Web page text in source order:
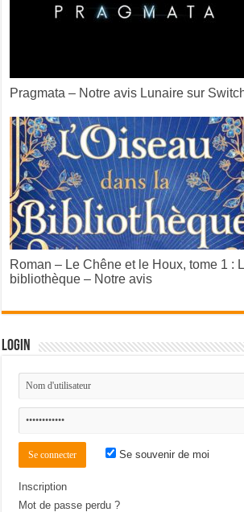
Pragmata – Notre avis Lunaire sur
Roman – Le Chêne et le Houx, tome 1 :
bibliothèque – Notre avis
Login
Se souvenir de moi
Inscription
Mot de passe perdu ?